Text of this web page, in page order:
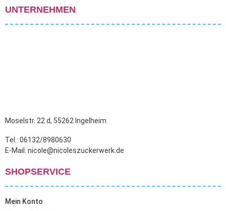
UNTERNEHMEN
Moselstr. 22 d, 55262 Ingelheim
Tel.: 06132/8980630
E-Mail: nicole@nicoleszuckerwerk.de
SHOPSERVICE
Mein Konto